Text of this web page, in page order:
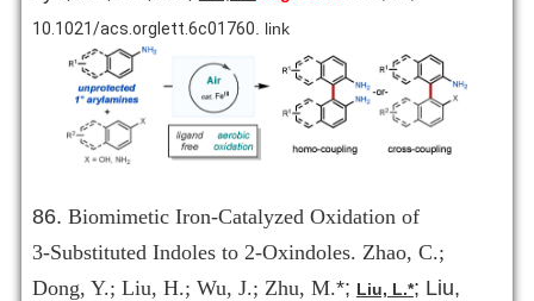
10.1021/acs.orglett.6c01760
link
86. Biomimetic Iron-Catalyzed Oxidation of
3‑Substituted Indoles to 2‑Oxindoles. Zhao, C.;
Dong, Y.; Liu, H.; Wu, J.; Zhu, M.*; Liu, L.*; Liu,